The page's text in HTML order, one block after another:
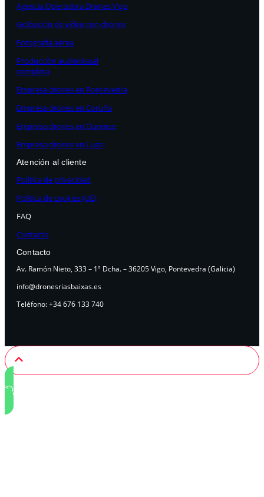
Agencia Operadora Drones Vigo
Grabación de vídeo con drones
Fotografía aérea
Producción audiovisual
completa
Empresa drones en Pontevedra
Empresa drones en Coruña
Empresa drones en Ourense
Empresa drones en Lugo
Atención al cliente
Política de privacidad
Política de cookies (UE)
FAQ
Contacto
Contacto
Av. Ramón Nieto, 333 – 1º Dcha. – 36205 Vigo, Pontevedra (Galicia)
info@dronesriasbaixas.es
Teléfono: +34 676 133 740